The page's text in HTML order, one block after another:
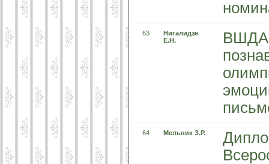
63
Нигалидзе
Е.Н.
ВШДА
64 Мельник З.Р.